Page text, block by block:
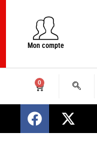
Mon compte
0
d’un nouveau